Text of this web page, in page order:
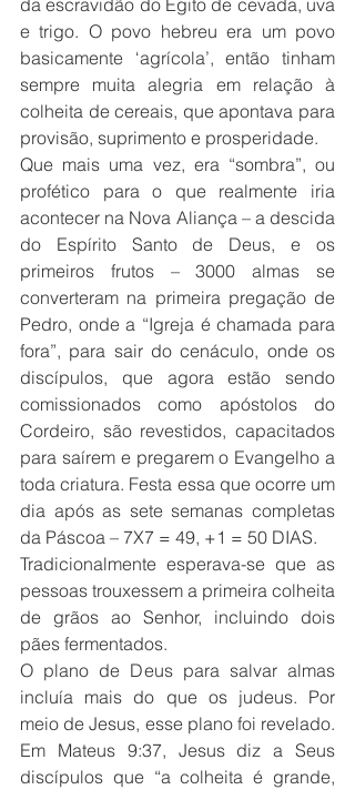
da escravidão do Egito de cevada, uva
e trigo. O povo hebreu era um povo
basicamente ‘agrícola’, então tinham
sempre muita alegria em relação à
colheita de cereais, que apontava para
provisão, suprimento e prosperidade.
Que mais uma vez, era “sombra”, ou
profético para o que realmente iria
acontecer na Nova Aliança – a descida
do Espírito Santo de Deus, e os
primeiros frutos – 3000 almas se
converteram na primeira pregação de
Pedro, onde a “Igreja é chamada para
fora”, para sair do cenáculo, onde os
discípulos, que agora estão sendo
comissionados como apóstolos do
Cordeiro, são revestidos, capacitados
para saírem e pregarem o Evangelho a
toda criatura. Festa essa que ocorre um
dia após as sete semanas completas
da Páscoa – 7X7 = 49, +1 = 50 DIAS.
Tradicionalmente esperava-se que as
pessoas trouxessem a primeira colheita
de grãos ao Senhor, incluindo dois
pães fermentados.
O plano de Deus para salvar almas
incluía mais do que os judeus. Por
meio de Jesus, esse plano foi revelado.
Em Mateus 9:37, Jesus diz a Seus
discípulos que “a colheita é grande,